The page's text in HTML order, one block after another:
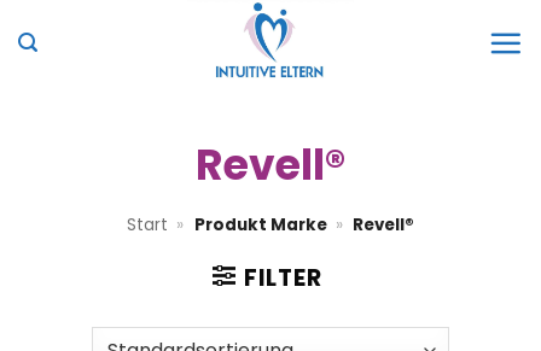
Inhalt
Revell®
Start » Produkt Marke » Revell®
FILTER